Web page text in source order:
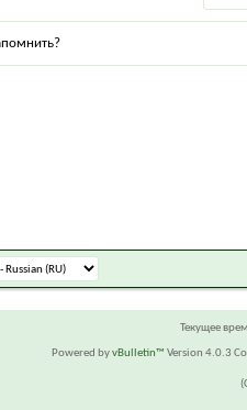
Текущее
Powered byvBulletin™ Version 4.0.3